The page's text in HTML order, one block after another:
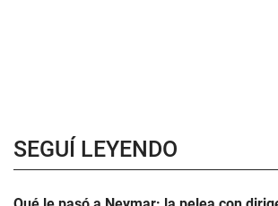
SEGUÍ LEYENDO